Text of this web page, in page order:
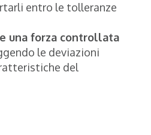
entro le tolleranze
una forza controllata
le deviazioni
del